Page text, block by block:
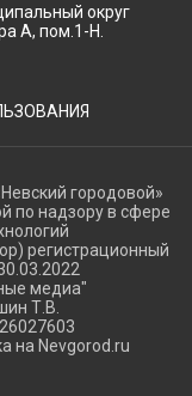
округ
А, пом.1-Н.
городовой»
по надзору в сфере
регистрационный
медиа"
Т.В.
на Nevgorod.ru